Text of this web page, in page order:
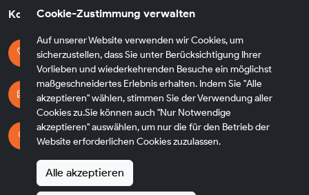
Cookie-Zustimmung verwalten
Auf unserer Website verwenden wir Cookies, um
sicherzustellen, dass Sie unter Berücksichtigung Ihrer
Vorlieben und wiederkehrenden Besuche ein möglichst
maßgeschneidertes Erlebnis erhalten. Indem Sie "Alle
akzeptieren" wählen, stimmen Sie der Verwendung aller
Cookies zu.Sie können auch "Nur Notwendige
akzeptieren" auswählen, um nur die für den Betrieb der
Website erforderlichen Cookies zuzulassen.
Alle akzeptieren
Kontaktdaten
Kontaktieren Sie uns
+49 174 8790930
E-mail Adresse
info@fh-transfer.de
Adresse
Heppenheimer Str. 56
65428 Rüsselsheim am Main
Germany